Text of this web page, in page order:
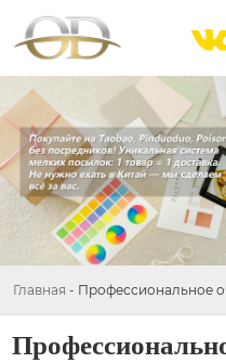
Главная - Профессиональное